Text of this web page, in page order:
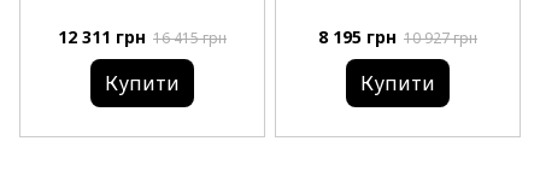
12 311 грн 16 415 грн
Купити
8 195 грн 10 927 грн
Купити